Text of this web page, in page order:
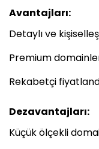
Avantajları:
Detaylı ve
Premium
Rekabetçi
Dezavantajları:
Küçük ölçekli